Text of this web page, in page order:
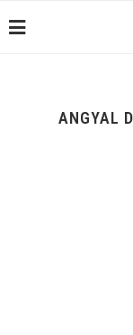
ANGYAL